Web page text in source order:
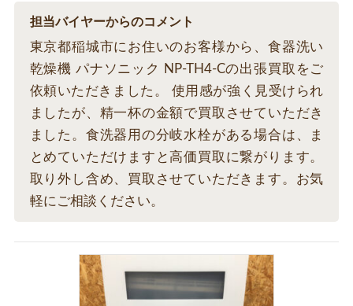
担当バイヤーからのコメント
東京都稲城市にお住いのお客様から、食器洗い
乾燥機 パナソニック NP-TH4-Cの出張買取をご
依頼いただきました。 使用感が強く見受けられ
ましたが、精一杯の金額で買取させていただき
ました。食洗器用の分岐水栓がある場合は、ま
とめていただけますと高価買取に繋がります。
取り外し含め、買取させていただきます。お気
軽にご相談ください。